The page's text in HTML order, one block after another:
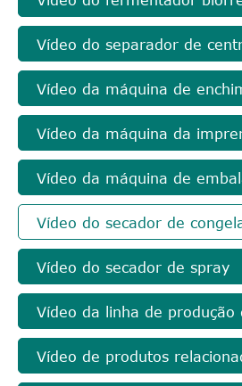
Vídeo do separador de
Vídeo da máquina de
Vídeo da máquina da
Vídeo da máquina de
Vídeo do secador de
Vídeo do secador de spray
Vídeo da linha de produção
Vídeo de produtos